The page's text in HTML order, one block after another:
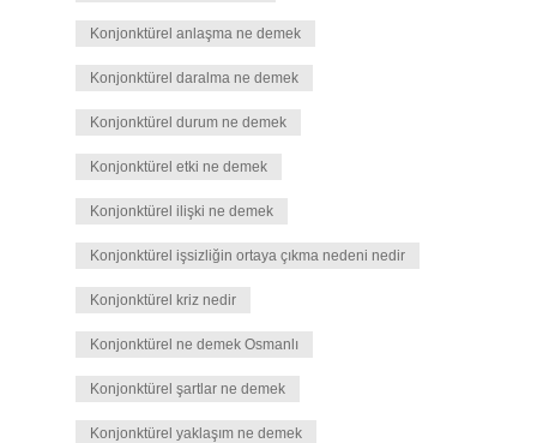
Konjonktürel anlaşma ne demek
Konjonktürel daralma ne demek
Konjonktürel durum ne demek
Konjonktürel etki ne demek
Konjonktürel ilişki ne demek
Konjonktürel işsizliğin ortaya çıkma nedeni nedir
Konjonktürel kriz nedir
Konjonktürel ne demek Osmanlı
Konjonktürel şartlar ne demek
Konjonktürel yaklaşım ne demek